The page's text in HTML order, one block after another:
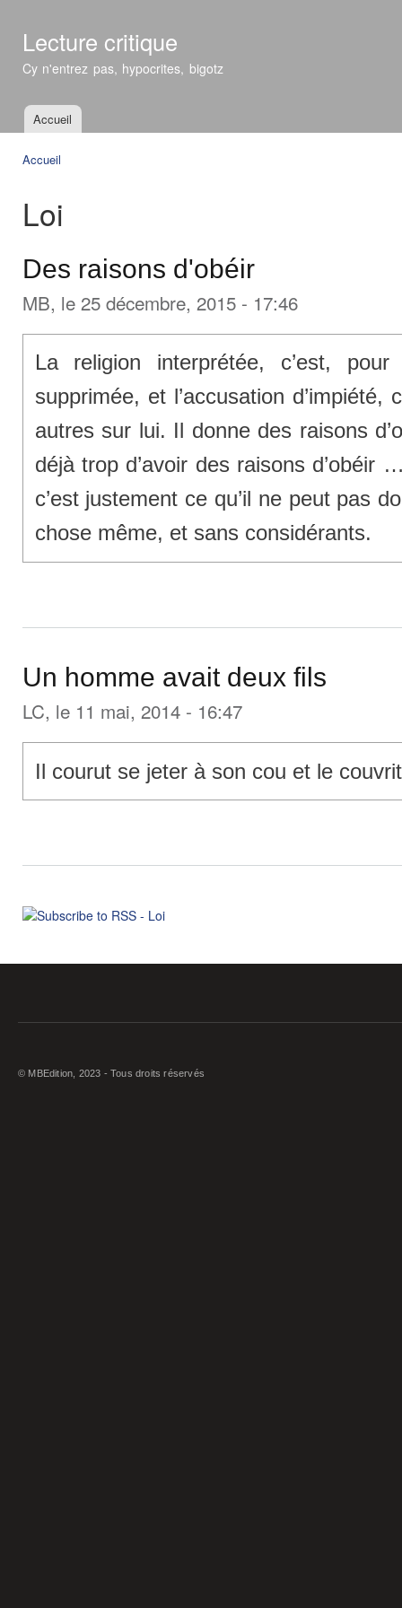
Lecture critique
Cy n'entrez pas, hypocrites, bigotz
Menu principal
Accueil
Accueil
Loi
Des raisons d'obéir
MB, le 25 décembre, 2015 - 17:46
La religion interprétée, c’est,
supprimée, et l’accusation d’impiété,
autres sur lui. Il donne des raisons
déjà trop d’avoir des raisons d’obéir
c’est justement ce qu’il ne peut pas
chose même, et sans considérants.
Un homme avait deux fils
LC, le 11 mai, 2014 - 16:47
Il courut se jeter à son cou et le
© MBEdition, 2023 - Tous droits réservés